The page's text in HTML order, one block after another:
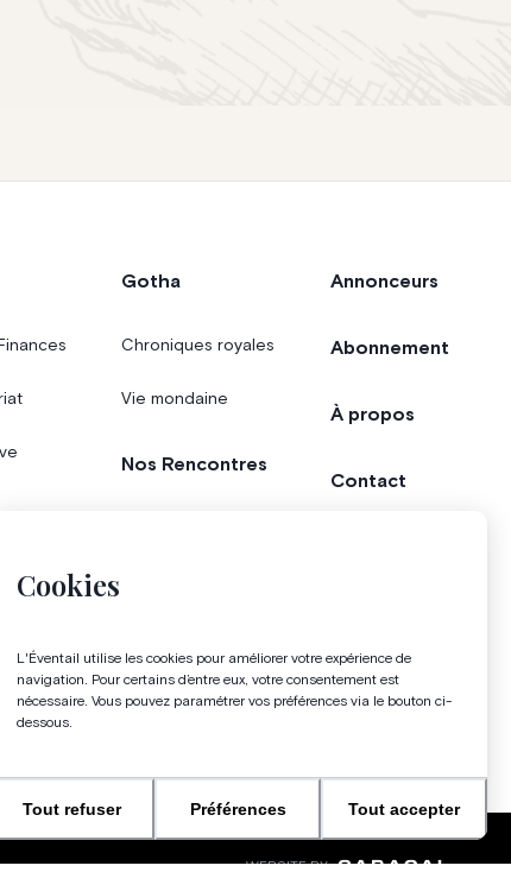
Cookies
L'Éventail utilise les cookies pour améliorer votre expérience de
navigation. Pour certains d’entre eux, votre consentement est
nécessaire. Vous pouvez paramétrer vos préférences via le bouton ci-
dessous.
Tout refuser Préférences Tout accepter
Gotha
Chroniques royales
Vie mondaine
Nos Rencontres
Magazine
Annonceurs
Abonnement
À propos
Contact
WEBSITE BY